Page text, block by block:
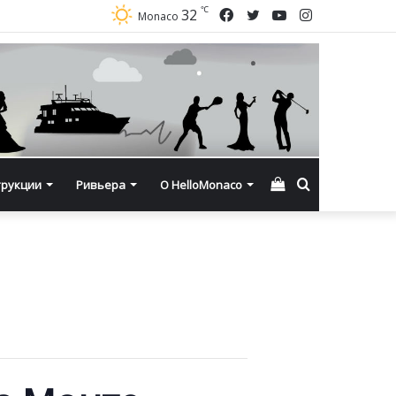
Instagram
YouTube
Twitter
Facebook
Monaco 32 ℃
Ривьера О HelloMonaco Смотреть